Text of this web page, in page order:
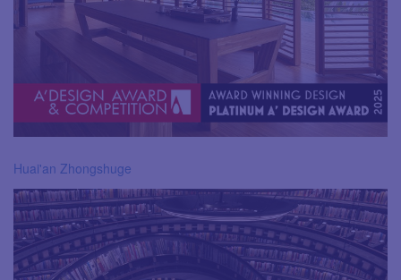
Huai'an Zhongshuge